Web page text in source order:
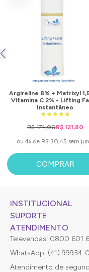
Argireline 8% + Matrixyl
Vitamina C 2% - Lifting
Instantâneo
R$ 174,00R$ 121,80
ou 4x de R$ 30,45 sem
COMPRAR
INSTITUCIONAL
SUPORTE
ATENDIMENTO
Televendas: 0800 601
WhatsApp: (41) 99934-
Atendimento de